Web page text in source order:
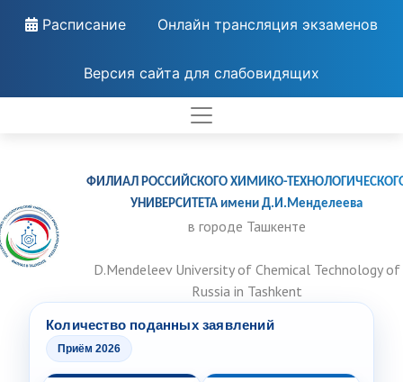
Расписание Онлайн трансляция экзаменов
Версия сайта для слабовидящих
ФИЛИАЛ РОССИЙСКОГО ХИМИКО-
УНИВЕРСИТЕТА имени Д.И.Менделеева
в городе Ташкенте
D.Mendeleev University of Chemical Technology of
Russia in Tashkent
Количество поданных заявлений
Приём 2026